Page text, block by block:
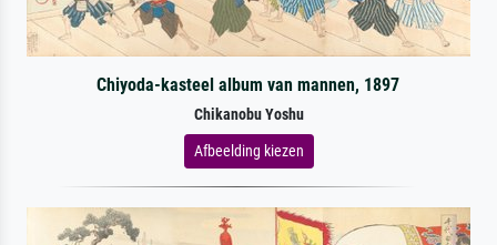
Chiyoda-kasteel album van mannen, 1897
Chikanobu Yoshu
Afbeelding kiezen